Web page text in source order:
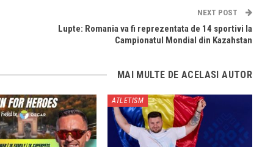
NEXT POST
Lupte: Romania va fi reprezentata de 14 sportivi la
Campionatul Mondial din Kazahstan
MAI MULTE DE ACELASI AUTOR
ATLETISM